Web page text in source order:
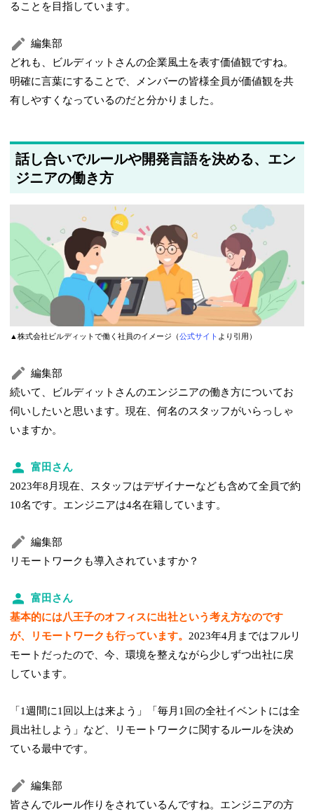
ることを目指しています。
編集部
どれも、ビルディットさんの企業風土を表す価値観ですね。
明確に言葉にすることで、メンバーの皆様全員が価値観を共
有しやすくなっているのだと分かりました。
話し合いでルールや開発言語を決める、エン
ジニアの働き方
▲株式会社ビルディットで働く社員のイメージ（公式サイト より引用）
編集部
続いて、ビルディットさんのエンジニアの働き方についてお
伺いしたいと思います。現在、何名のスタッフがいらっしゃ
いますか。
富田さん
2023年8月現在、スタッフはデザイナーなども含めて全員で約
10名です。エンジニアは4名在籍しています。
編集部
リモートワークも導入されていますか？
富田さん
基本的には八王子のオフィスに出社という考え方なのです
が、リモートワークも行っています。 2023年4月まではフルリ
モートだったので、今、環境を整えながら少しずつ出社に戻
しています。
「1週間に1回以上は来よう」「毎月1回の全社イベントには全
員出社しよう」など、リモートワークに関するルールを決め
ている最中です。
編集部
皆さんでルール作りをされているんですね。エンジニアの方